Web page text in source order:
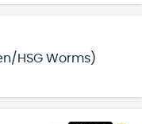
HSG Worms)